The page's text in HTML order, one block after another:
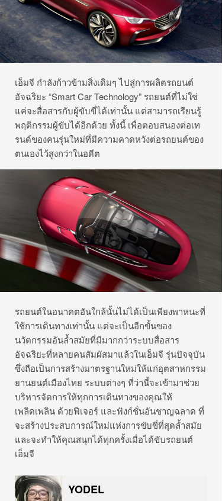
เอ็มจี กำลังก้าวข้ามสิ่งเดิมๆ ไปสู่การผลิตรถยนต์
อัจฉริยะ “Smart Car Technology” รถยนต์ที่ไม่ใช่
แค่จะสื่อสารกับผู้ขับขี่ได้เท่านั้น แต่สามารถเรียนรู้
พฤติกรรมผู้ขับได้อีกด้วย ทั้งนี้ เพื่อตอบสนองต่อเท
รนด์ของคนรุ่นใหม่ที่มีความคาดหวังต่อรถยนต์ของ
ตนเองไว้สูงกว่าในอดีต
รถยนต์ในอนาคตอันใกล้นั้นไม่ได้เป็นเพียงพาหนะที่
ใช้การเดินทางเท่านั้น แต่จะเป็นอีกขั้นของ
นวัตกรรมอันล้ำสมัยที่มีมากกว่าระบบสื่อสาร
อัจฉริยะที่หลายคนสัมผัสมาแล้วในเอ็มจี รุ่นปัจจุบัน
ซึ่งถือเป็นการสร้างมาตรฐานใหม่ให้แก่อุตสาหกรรม
ยานยนต์เมืองไทย ระบบต่างๆ ที่ว่านี้จะเข้ามาช่วย
บริหารจัดการให้ทุกการเดินทางของคุณให้
เพลิดเพลิน ด้วยฟีเจอร์ และฟังก์ชั่นอันชาญฉลาด ที่
จะสร้างประสบการณ์ใหม่แห่งการขับขี่ที่สุดล้ำสมัย
และจะทำให้คุณสนุกได้ทุกครั้งเมื่อได้ขับรถยนต์
เอ็มจี
YODEL